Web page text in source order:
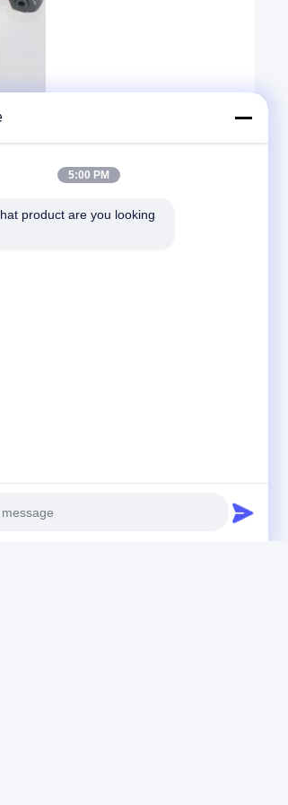
5:00 PM
product are you looking